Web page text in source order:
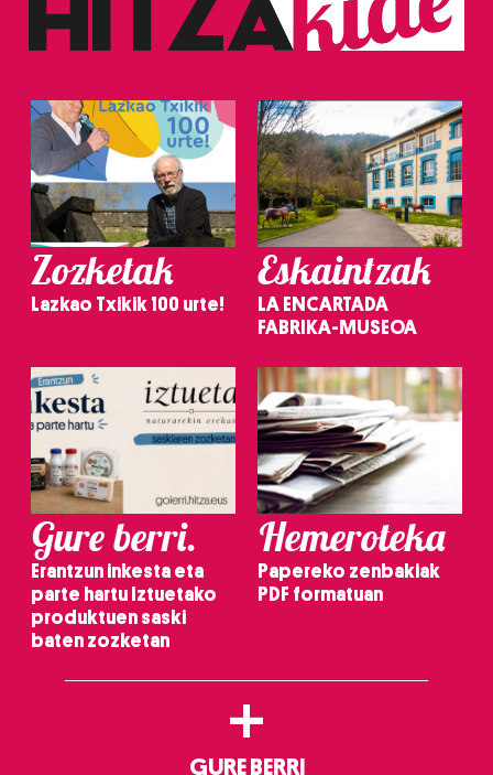
Zozketak
Lazkao Txikik 100 urte!
Eskaintzak
LA ENCARTADA
FABRIKA-MUSEOA
Gure berri.
Erantzun inkesta eta
parte hartu Iztuetako
produktuen saski
baten zozketan
Hemeroteka
Papereko zenbakiak
PDF formatuan
+
GURE BERRI